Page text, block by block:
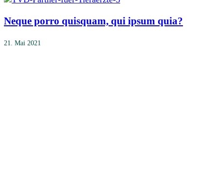
Neque porro quisquam, qui ipsum quia?
21. Mai 2021